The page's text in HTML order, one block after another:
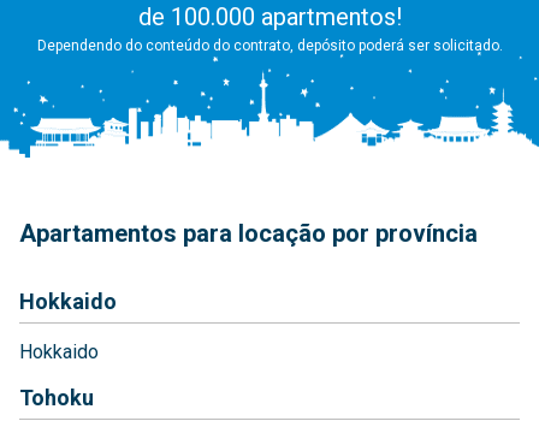
de 100.000 apartmentos!
Dependendo do conteúdo do contrato, depósito poderá ser solicitado.
Apartamentos para locação por província
Hokkaido
Hokkaido
Tohoku